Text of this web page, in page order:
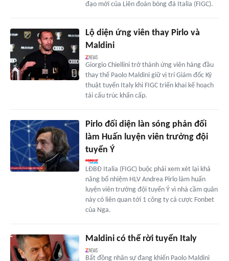
đạo mới của Liên đoàn bóng đá Italia (FIGC).
Lộ diện ứng viên thay Pirlo và
Maldini
Giorgio Chiellini trở thành ứng viên hàng đầu
thay thế Paolo Maldini giữ vị trí Giám đốc Kỹ
thuật tuyển Italy khi FIGC triển khai kế hoạch
tái cấu trúc khẩn cấp.
Pirlo đối diện làn sóng phản đối
làm Huấn luyện viên trưởng đội
tuyển Ý
LĐBĐ Italia (FIGC) buộc phải xem xét lại khả
năng bổ nhiệm HLV Andrea Pirlo làm huấn
luyện viên trưởng đội tuyển Ý vì nhà cầm quân
này có liên quan tới 1 công ty cá cược Fonbet
của Nga.
Maldini có thể rời tuyển Italy
Bất đồng nhân sự đang khiến Paolo Maldini